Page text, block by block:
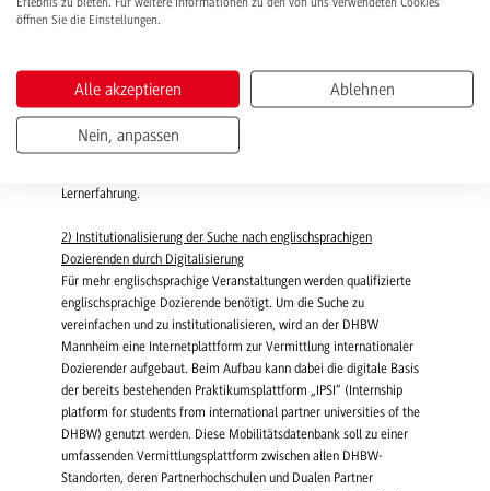
Für einen Pilotstudiengang (geplant Wirtschaftsinformatik an der
Sprache aufgebaut und eingeführt werden, wobei sich die
grundständigen Studierenden für das englischsprachige Angebot
entscheiden können. Da auch Incomings der Partnerhochschulen
darin ein passendes Studienangebot finden sollen, ermöglicht dieses
Lernerfahrung.
2) Institutionalisierung der Suche nach englischsprachigen
Dozierenden durch Digitalisierung
Für mehr englischsprachige Veranstaltungen werden qualifizierte
englischsprachige Dozierende benötigt. Um die Suche zu
vereinfachen und zu institutionalisieren, wird an der DHBW
Mannheim eine Internetplattform zur Vermittlung internationaler
Dozierender aufgebaut. Beim Aufbau kann dabei die digitale Basis
der bereits bestehenden Praktikumsplattform „IPSI“ (Internship
platform for students from international partner universities of the
DHBW) genutzt werden. Diese Mobilitätsdatenbank soll zu einer
umfassenden Vermittlungsplattform zwischen allen DHBW-
Standorten, deren Partnerhochschulen und Dualen Partner
öffnen Sie die Einstellungen.
Alle akzeptieren Ablehnen
Nein, anpassen